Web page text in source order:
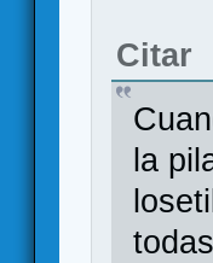
Citar
la